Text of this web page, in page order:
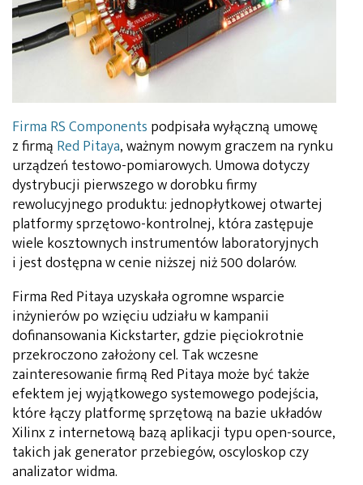
Firma RS Components podpisała wyłączną umowę
z firmą Red Pitaya, ważnym nowym graczem na rynku
urządzeń testowo-pomiarowych. Umowa dotyczy
dystrybucji pierwszego w dorobku firmy
rewolucyjnego produktu: jednopłytkowej otwartej
platformy sprzętowo-kontrolnej, która zastępuje
wiele kosztownych instrumentów laboratoryjnych
i jest dostępna w cenie niższej niż 500 dolarów.
Firma Red Pitaya uzyskała ogromne wsparcie
inżynierów po wzięciu udziału w kampanii
dofinansowania Kickstarter, gdzie pięciokrotnie
przekroczono założony cel. Tak wczesne
zainteresowanie firmą Red Pitaya może być także
efektem jej wyjątkowego systemowego podejścia,
które łączy platformę sprzętową na bazie układów
Xilinx z internetową bazą aplikacji typu open-source,
takich jak generator przebiegów, oscyloskop czy
analizator widma.